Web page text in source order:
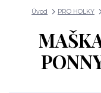
Úvod PRO HOLKY